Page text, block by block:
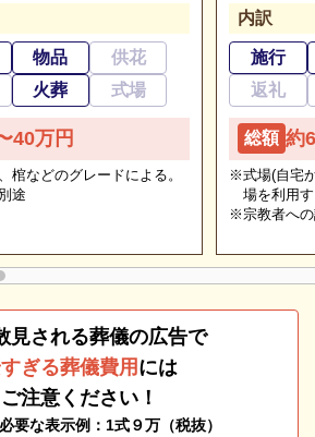
い総額費用を提示します
などの各種条件やご要望、ご事情
りを作成いたします。葬儀を施行
をご確認いただき、それぞれの内訳
たしますのでご安心ください。
ル【草津駅西】の葬儀の種類
【草津駅西】の葬儀の種類につい
ホール【草津駅西】の一般葬
【草津駅西】では、一般葬を執り
ら、告別式・火葬を2日間かけて
でなく、生前関わりのあったご友
も参列することができます。
まれる葬儀や、2日間かけてゆっ
物品
供花
火葬 式場
40万円
棺などのグレードによる。
途
内訳
施行
返礼
総額 約
※式場(自宅
場を利用
※宗教者へ
見される葬儀の広告で
ぎる葬儀費用 には
ご注意ください！
要な表示例：1式９万（税抜）